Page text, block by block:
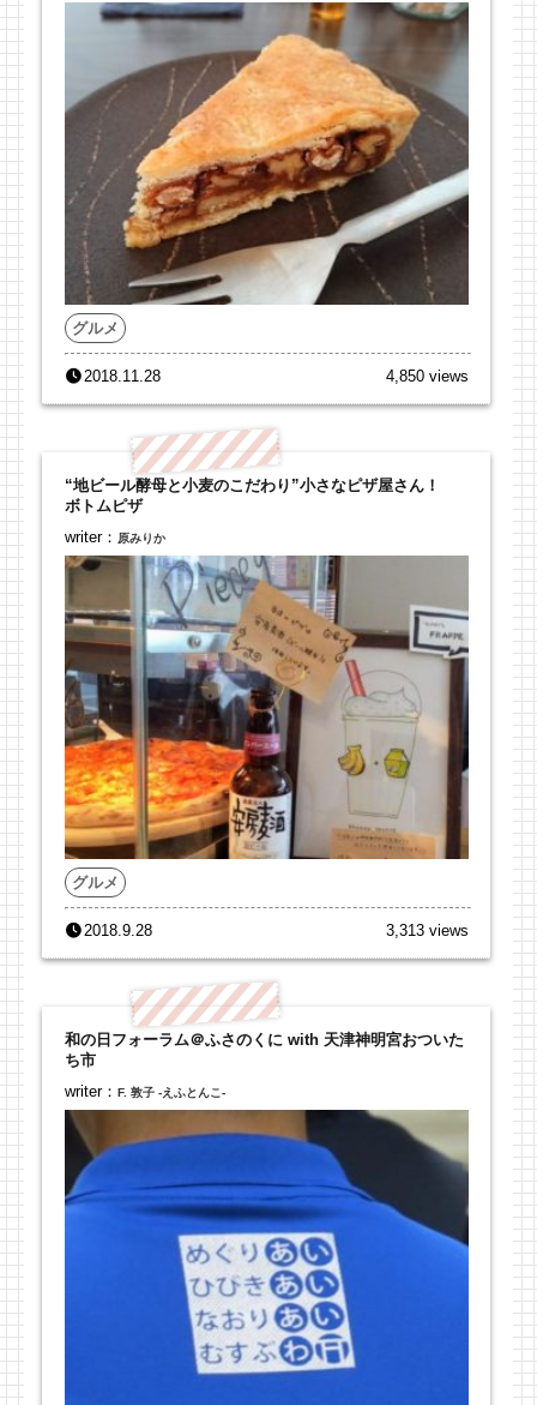
グルメ
2018.11.28 4,850 views
“地ビール酵母と小麦のこだわり”小さなピザ屋さん！
ボトムピザ
writer： 原みりか
グルメ
2018.9.28 3,313 views
和の日フォーラム＠ふさのくに with 天津神明宮おついた
ち市
writer： F. 敦子 -えふとんこ-